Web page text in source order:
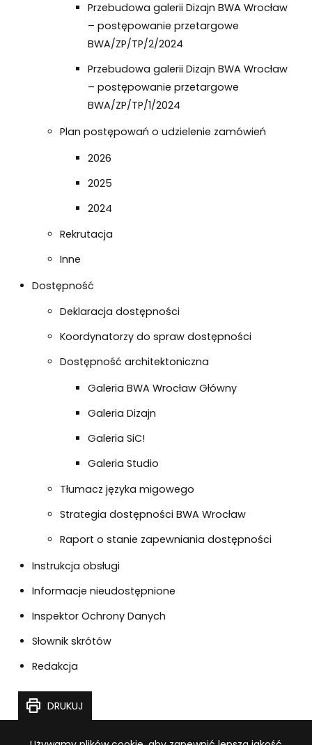
Przebudowa galerii Dizajn BWA Wrocław
– postępowanie przetargowe
BWA/ZP/TP/2/2024
Przebudowa galerii Dizajn BWA Wrocław
– postępowanie przetargowe
BWA/ZP/TP/1/2024
Plan postępowań o udzielenie zamówień
2026
2025
2024
Rekrutacja
Inne
Dostępność
Deklaracja dostępności
Koordynatorzy do spraw dostępności
Dostępność architektoniczna
Galeria BWA Wrocław Główny
Galeria Dizajn
Galeria SiC!
Galeria Studio
Tłumacz języka migowego
Strategia dostępności BWA Wrocław
Raport o stanie zapewniania dostępności
Instrukcja obsługi
Informacje nieudostępnione
Inspektor Ochrony Danych
Słownik skrótów
Redakcja
DRUKUJ
TĘ STRONĘ
Informacja o plikach cookie